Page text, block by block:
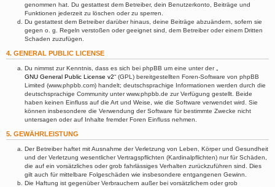
genommen hat. Du gestattest dem Betreiber, dein Benutzerkonto, Beiträge und
Funktionen jederzeit zu löschen oder zu sperren.
Du gestattest dem Betreiber darüber hinaus, deine Beiträge abzuändern, sofern sie
gegen o. g. Regeln verstoßen oder geeignet sind, dem Betreiber oder einem Dritten
Schaden zuzufügen.
4. GENERAL PUBLIC LICENSE
Du nimmst zur Kenntnis, dass es sich bei phpBB um eine unter der „
GNU General Public License v2“ (GPL) bereitgestellten Foren-Software von phpBB
Limited (www.phpbb.com) handelt; deutschsprachige Informationen werden durch die
deutschsprachige Community unter www.phpbb.de zur Verfügung gestellt. Beide
haben keinen Einfluss auf die Art und Weise, wie die Software verwendet wird. Sie
können insbesondere die Verwendung der Software für bestimmte Zwecke nicht
untersagen oder auf Inhalte fremder Foren Einfluss nehmen.
5. GEWÄHRLEISTUNG
Der Betreiber haftet mit Ausnahme der Verletzung von Leben, Körper und Gesundheit
und der Verletzung wesentlicher Vertragspflichten (Kardinalpflichten) nur für Schäden,
die auf ein vorsätzliches oder grob fahrlässiges Verhalten zurückzuführen sind. Dies
gilt auch für mittelbare Folgeschäden wie insbesondere entgangenen Gewinn.
Die Haftung ist gegenüber Verbrauchern außer bei vorsätzlichem oder grob